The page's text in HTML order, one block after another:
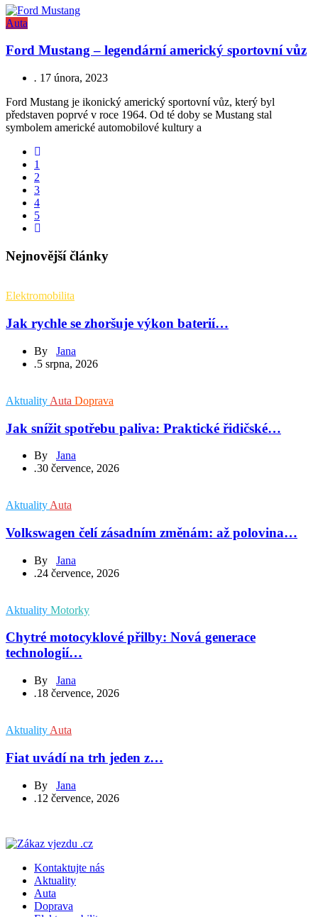
Auta
Ford Mustang – legendární americký sportovní vůz
. 17 února, 2023
Ford Mustang je ikonický americký sportovní vůz, který byl
představen poprvé v roce 1964. Od té doby se Mustang stal
symbolem americké automobilové kultury a
1
2
3
4
5
Nejnovější články
Elektromobilita
Jak rychle se zhoršuje výkon baterií…
By Jana
.5 srpna, 2026
Aktuality Auta Doprava
Jak snížit spotřebu paliva: Praktické řidičské…
By Jana
.30 července, 2026
Aktuality Auta
Volkswagen čelí zásadním změnám: až polovina…
By Jana
.24 července, 2026
Aktuality Motorky
Chytré motocyklové přilby: Nová generace
technologií…
By Jana
.18 července, 2026
Aktuality Auta
Fiat uvádí na trh jeden z…
By Jana
.12 července, 2026
Kontaktujte nás
Aktuality
Auta
Doprava